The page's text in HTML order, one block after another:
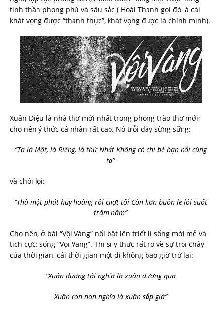
tinh thần phong phú và sâu sắc ( Hoài Thanh gọi đó là cái
khát vọng được “thành thực”, khát vọng được là chính mình).
Xuân Diệu là nhà thơ mới nhất trong phong trào thơ mới;
cho nên ý thức cá nhân rất cao. Nó trỗi dậy sừng sững:
“Ta là Một, là Riêng, là thứ Nhất Không có chi bè bạn nổi cùng
ta”
và chói lọi:
“Thà một phút huy hoàng rồi chợt tối Còn hơn buồn le lói suốt
trăm năm”
Cho nên, ở bài “Vội Vàng” nổi bật lên triết lí sống mới mẻ và
tích cực: sống “Vội Vàng”. Thi sĩ ý thức rất rõ về sự trôi chảy
của thời gian, cái thời gian một đi không bao giờ trở lại:
“Xuân đương tới nghĩa là xuân đương qua
Xuân con non nghĩa là xuân sắp già”